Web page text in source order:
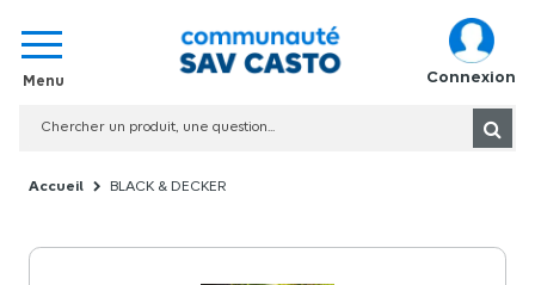
Connexion
BLACK & DECKER